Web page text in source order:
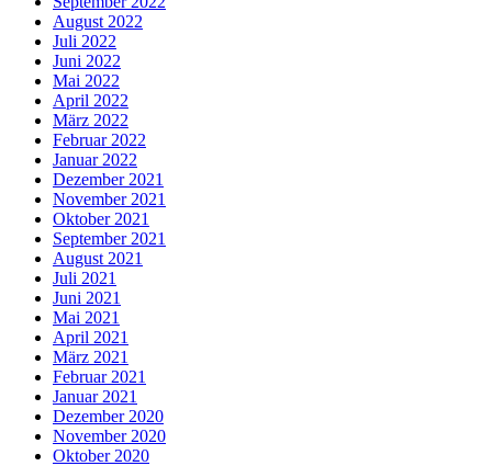
August 2022
Juli 2022
Juni 2022
Mai 2022
April 2022
März 2022
Februar 2022
Januar 2022
Dezember 2021
November 2021
Oktober 2021
September 2021
August 2021
Juli 2021
Juni 2021
Mai 2021
April 2021
März 2021
Februar 2021
Januar 2021
Dezember 2020
November 2020
Oktober 2020